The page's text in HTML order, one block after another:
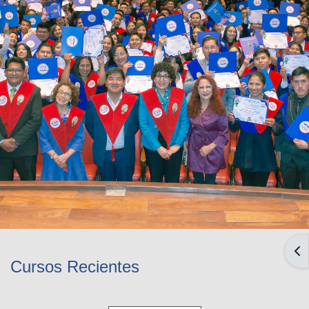
Cursos Recientes